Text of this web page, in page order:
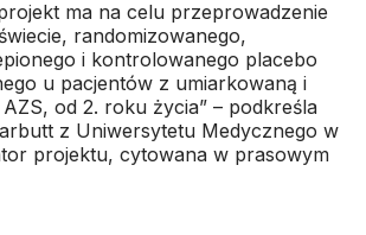
ma na celu przeprowadzenie
randomizowanego,
i kontrolowanego placebo
u pacjentów z umiarkowaną i
od 2. roku życia” – podkreśla
z Uniwersytetu Medycznego w
projektu, cytowana w prasowym